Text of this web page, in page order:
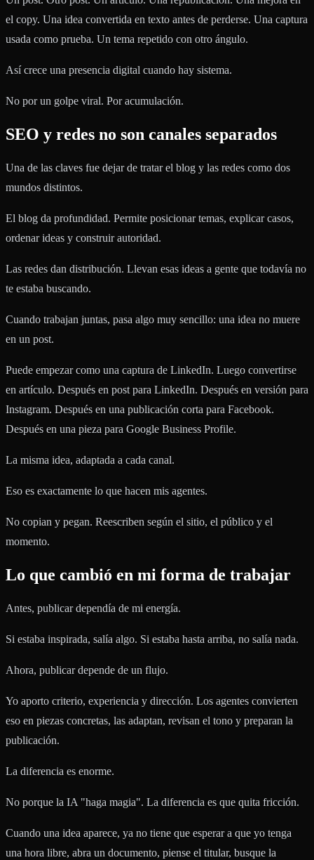
el copy. Una idea convertida en texto antes de perderse. Una captura
usada como prueba. Un tema repetido con otro ángulo.
Así crece una presencia digital cuando hay sistema.
No por un golpe viral. Por acumulación.
SEO y redes no son canales separados
Una de las claves fue dejar de tratar el blog y las redes como dos
mundos distintos.
El blog da profundidad. Permite posicionar temas, explicar casos,
ordenar ideas y construir autoridad.
Las redes dan distribución. Llevan esas ideas a gente que todavía no
te estaba buscando.
Cuando trabajan juntas, pasa algo muy sencillo: una idea no muere
en un post.
Puede empezar como una captura de LinkedIn. Luego convertirse
en artículo. Después en post para LinkedIn. Después en versión para
Instagram. Después en una publicación corta para Facebook.
Después en una pieza para Google Business Profile.
La misma idea, adaptada a cada canal.
Eso es exactamente lo que hacen mis agentes.
No copian y pegan. Reescriben según el sitio, el público y el
momento.
Lo que cambió en mi forma de trabajar
Antes, publicar dependía de mi energía.
Si estaba inspirada, salía algo. Si estaba hasta arriba, no salía nada.
Ahora, publicar depende de un flujo.
Yo aporto criterio, experiencia y dirección. Los agentes convierten
eso en piezas concretas, las adaptan, revisan el tono y preparan la
publicación.
La diferencia es enorme.
No porque la IA "haga magia". La diferencia es que quita fricción.
Cuando una idea aparece, ya no tiene que esperar a que yo tenga
una hora libre, abra un documento, piense el titular, busque la